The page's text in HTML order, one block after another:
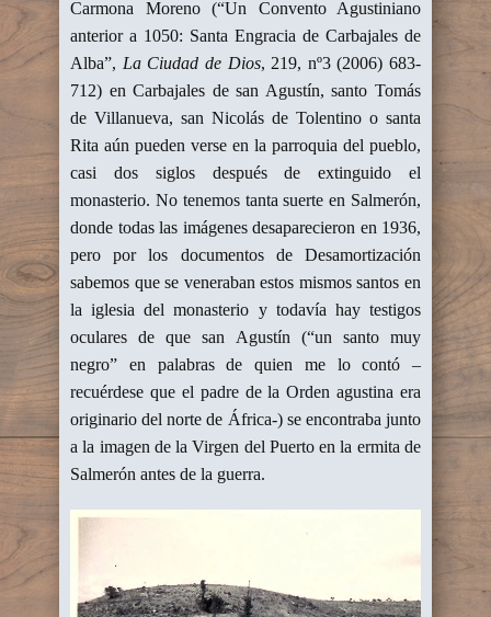
Carmona Moreno (“Un Convento Agustiniano
anterior a 1050: Santa Engracia de Carbajales de
Alba”, La Ciudad de Dios, 219, nº3 (2006) 683-
712) en Carbajales de san Agustín, santo Tomás
de Villanueva, san Nicolás de Tolentino o santa
Rita aún pueden verse en la parroquia del pueblo,
casi dos siglos después de extinguido el
monasterio. No tenemos tanta suerte en Salmerón,
donde todas las imágenes desaparecieron en 1936,
pero por los documentos de Desamortización
sabemos que se veneraban estos mismos santos en
la iglesia del monasterio y todavía hay testigos
oculares de que san Agustín (“un santo muy
negro” en palabras de quien me lo contó –
recuérdese que el padre de la Orden agustina era
originario del norte de África-) se encontraba junto
a la imagen de la Virgen del Puerto en la ermita de
Salmerón antes de la guerra.